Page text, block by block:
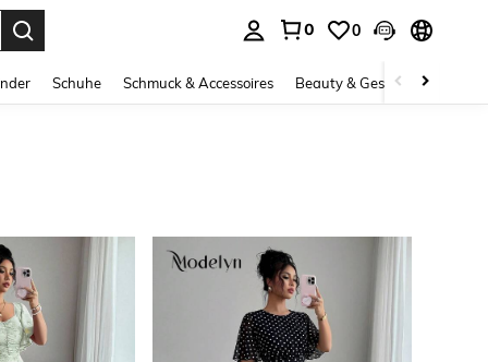
0 0
Schuhe Schmuck & Accessoires Beauty & Gesundheit